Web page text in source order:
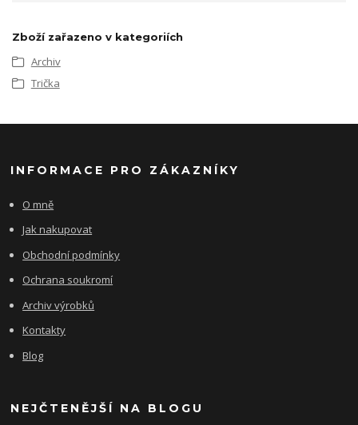
Zboží zařazeno v kategoriích
Archiv
Trička
INFORMACE PRO ZÁKAZNÍKY
O mně
Jak nakupovat
Obchodní podmínky
Ochrana soukromí
Archiv výrobků
Kontakty
Blog
NEJČTENĚJŠÍ NA BLOGU